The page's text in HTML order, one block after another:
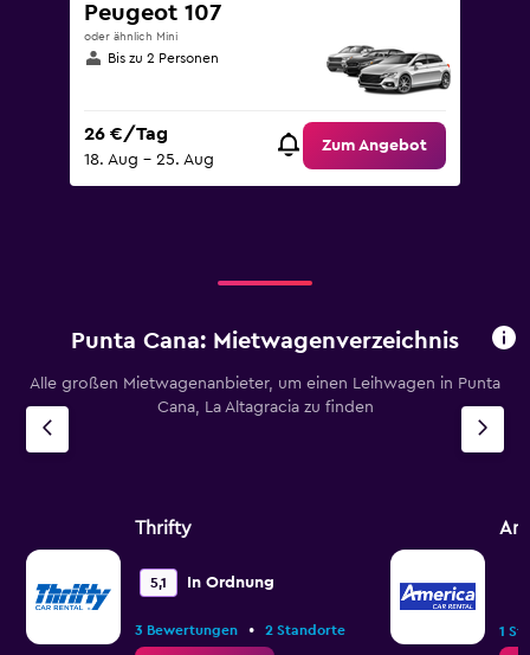
Peugeot 107
oder ähnlich Mini
Bis zu 2 Personen
26 €/Tag
18. Aug – 25. Aug
Zum Angebot
Punta Cana: Mietwagenverzeichnis
Alle großen Mietwagenanbieter, um einen Leihwagen in Punta
Cana, La Altagracia zu finden
Thrifty
5,1 In Ordnung
3 Bewertungen • 2 Standorte 1